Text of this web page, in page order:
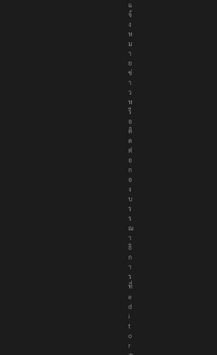
แ
จ้
ง
ห
ม
า
ย
ข่
า
ว
ห
รื
อ
ติ
ด
ต่
อ
ก
อ
ง
บ
ร
ร
ณ
า
ธิ
ก
า
ร
ที่
e
d
i
t
o
r